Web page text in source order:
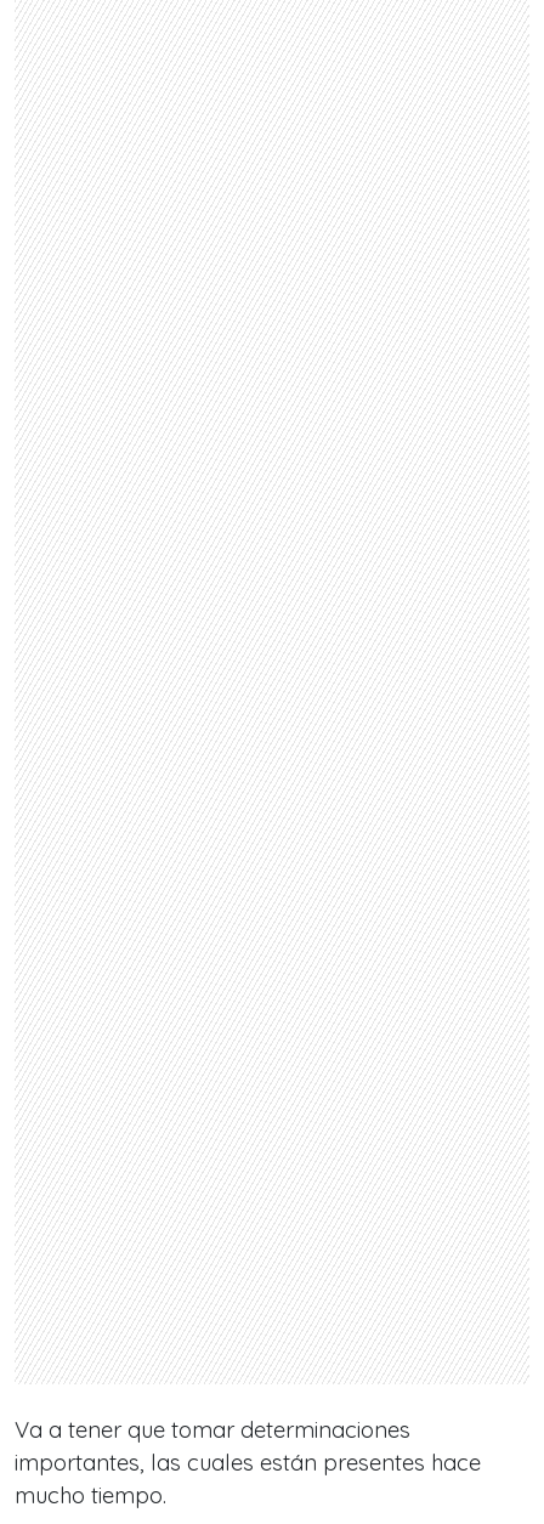
Va a tener que tomar determinaciones
importantes, las cuales están presentes hace
mucho tiempo.